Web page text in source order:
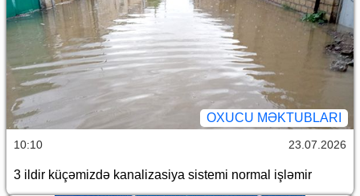
OXUCU MƏKTUBLARI
10:10 23.07.2026
3 ildir küçəmizdə kanalizasiya sistemi normal işləmir